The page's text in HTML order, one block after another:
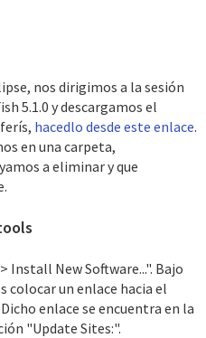
nos dirigimos a la sesión
5.1.0 y descargamos el
hacedlo desde este enlace.
en una carpeta,
a eliminar y que
Install New Software...". Bajo
colocar un enlace hacia el
enlace se encuentra en la
"Update Sites:".